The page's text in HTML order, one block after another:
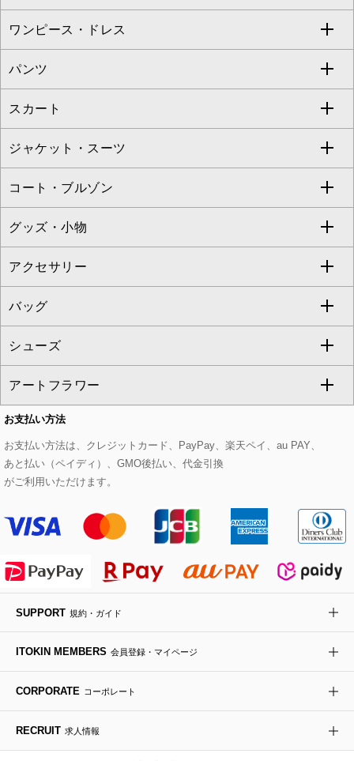
eur3
Maison de CINQ
MK MICHEL KLEIN BAG
HIROKO KOSHINO
すべてのトップス
カットソー・Tシャツ
ブラウス・シャツ
ニット・セーター
カーディガン
アンサンブルセット
ベスト・ジレ
パーカー
タンクトップ・キャミソール
スウェット・ジャージー
その他のトップス
ワンピース・ドレス
すべてのワンピース・ドレス
ワンピース
ドレス
チュニック
ジャンパースカート
その他のワンピース・ドレス
パンツ
すべてのパンツ
フルレングスパンツ
クロップド・半端丈パンツ
ガウチョ・ワイドパンツ
ハーフ・ショート丈パンツ
サロペット・オールインワン
その他のパンツ
スカート
すべてのスカート
ロング・マキシ丈スカート
ひざ丈スカート
ミモレ丈スカート
ショート・ミニ丈スカート
その他のスカート
ジャケット・スーツ
すべてのジャケット・スーツ
テーラードジャケット
ノーカラージャケット
セットアップ
セットアップジャケット
セットアップパンツ
セットアップスカート
セットアップワンピース
コート・ブルゾン
すべてのコート・ブルゾン
トレンチコート
ピーコート
ダッフルコート
チェスターコート
モッズコート
ステンカラーコート
ライダースジャケット
デニムジャケット
ダウンジャケット・コート
グッズ・小物
すべてのグッズ・小物
マスク
ストール・マフラー・スヌード
ベルト・サスペンダー
帽子
ヘアアクセサリー
ハンカチ・バンダナ
手袋
チャーム・ストラップ
アクセサリー
すべてのアクセサリー
ネックレス
ピアス・イヤリング
ブレスレット・バングル
ブローチ・コサージュ
バッグ
すべてのバッグ
トートバッグ
ショルダーバッグ
ボストンバッグ
バックパック・リュック
ボディバッグ・メッセンジャーバッグ
トラベルバッグ
シューズ
すべてのシューズ
パンプス
スニーカー
フラットシューズ
ローファー
ドレスシューズ
アートフラワー
すべてのアートフラワー
ローズ
カサブランカ・カラー
ラナンキュラス
ポプリアレンジ＆フレグランス
お支払い方法
お支払い方法は、クレジットカード、PayPay、楽天ペイ、au PAY、
あと払い（ペイディ）、GMO後払い、代金引換
がご利用いただけます。
SUPPORT 規約・ガイド
ITOKIN MEMBERS 会員登録・マイページ
CORPORATE コーポレート
RECRUIT 求人情報